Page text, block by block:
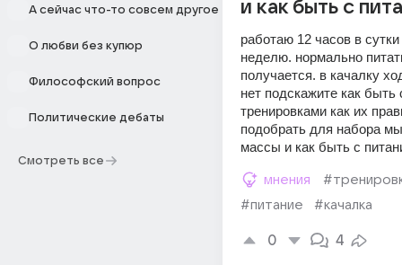
А сейчас что-то совсем другое
О любви без купюр
Философский вопрос
Политические дебаты
Смотреть все
и как быть с
работаю 12 часов в
неделю. нормально
получается. в качалку
нет подскажите как быть
тренировками как их
подобрать для набора
массы и как быть с
мнения
#питание
#качалка
0 4